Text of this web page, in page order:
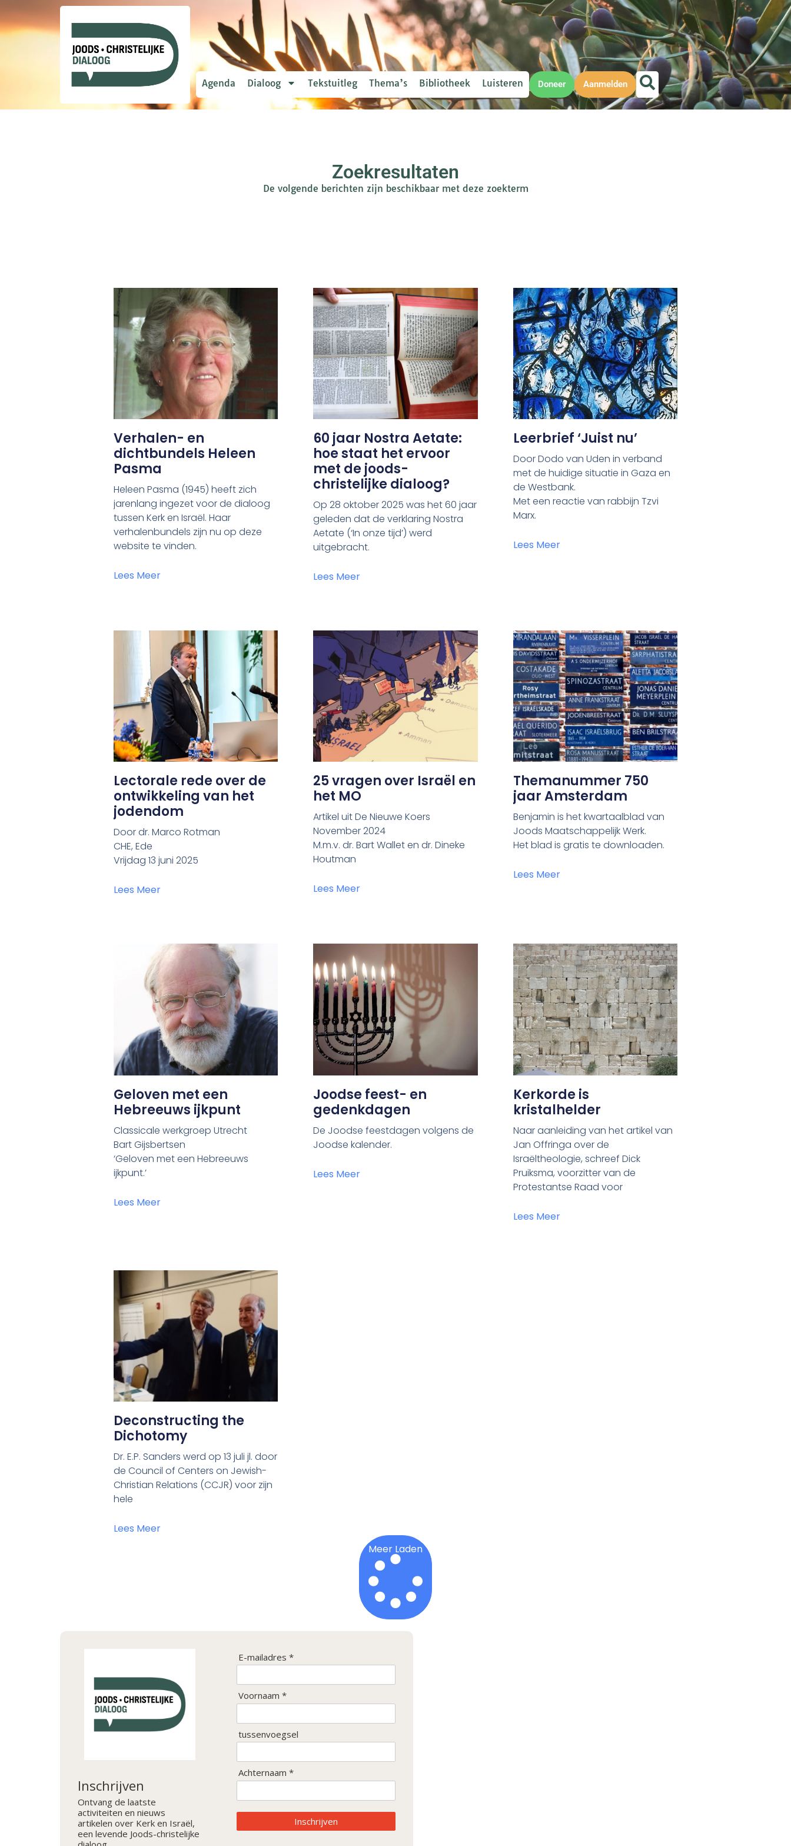
Agenda Dialoog Tekstuitleg Thema’s Bibliotheek Luisteren Doneer Aanmelden
Zoekresultaten
De volgende berichten zijn beschikbaar met deze zoekterm
Verhalen- en
dichtbundels Heleen
Pasma
Heleen Pasma (1945) heeft zich
jarenlang ingezet voor de dialoog
tussen Kerk en Israël. Haar
verhalenbundels zijn nu op deze
website te vinden.
Lees Meer
60 jaar Nostra Aetate:
hoe staat het ervoor
met de joods-
christelijke dialoog?
Op 28 oktober 2025 was het 60 jaar
geleden dat de verklaring Nostra
Aetate (‘In onze tijd’) werd
uitgebracht.
Lees Meer
Leerbrief ‘Juist nu’
Door Dodo van Uden in verband
met de huidige situatie in Gaza en
de Westbank.
Met een reactie van rabbijn Tzvi
Marx.
Lees Meer
Lectorale rede over de
ontwikkeling van het
jodendom
Door dr. Marco Rotman
CHE, Ede
Vrijdag 13 juni 2025
Lees Meer
25 vragen over Israël en
het MO
Artikel uit De Nieuwe Koers
November 2024
M.m.v. dr. Bart Wallet en dr. Dineke
Houtman
Lees Meer
Themanummer 750
jaar Amsterdam
Benjamin is het kwartaalblad van
Joods Maatschappelijk Werk.
Het blad is gratis te downloaden.
Lees Meer
Geloven met een
Hebreeuws ijkpunt
Classicale werkgroep Utrecht
Bart Gijsbertsen
‘Geloven met een Hebreeuws
ijkpunt.’
Lees Meer
Joodse feest- en
gedenkdagen
De Joodse feestdagen volgens de
Joodse kalender.
Lees Meer
Kerkorde is
kristalhelder
Naar aanleiding van het artikel van
Jan Offringa over de
Israëltheologie, schreef Dick
Pruiksma, voorzitter van de
Protestantse Raad voor
Lees Meer
Deconstructing the
Dichotomy
Dr. E.P. Sanders werd op 13 juli jl. door
de Council of Centers on Jewish-
Christian Relations (CCJR) voor zijn
hele
Lees Meer
Meer Laden
Inschrijven
Ontvang de laatste
activiteiten en nieuws
artikelen over Kerk en Israël,
een levende Joods-christelijke
E-mailadres *
Voornaam *
tussenvoegsel
Achternaam *
Inschrijven